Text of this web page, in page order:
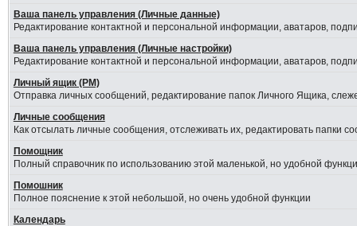
Ваша панель управления (Личные данные)
Редактирование контактной и персональной информации, аватаров,
Ваша панель управления (Личные настройки)
Редактирование контактной и персональной информации, аватаров,
Личный ящик (PM)
Отправка личных сообщений, редактирование папок Личного Ящика,
Личные сообщения
Как отсылать личные сообщения, отслеживать их, редактировать папки
Помощник
Полный справочник по использованию этой маленькой, но удобной
Помошник
Полное пояснение к этой небольшой, но очень удобной функции
Календарь